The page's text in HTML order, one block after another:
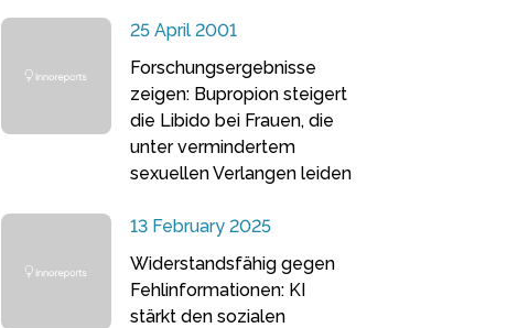
25 April 2001
Forschungsergebnisse
zeigen: Bupropion steigert
die Libido bei Frauen, die
unter vermindertem
sexuellen Verlangen leiden
13 February 2025
Widerstandsfähig gegen
Fehlinformationen: KI
stärkt den sozialen